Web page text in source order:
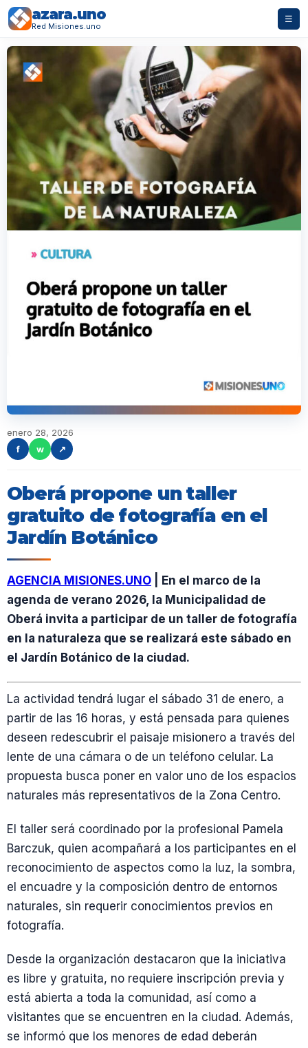
azara.uno
Red Misiones.uno
☰
enero 28, 2026
f
w ↗
Oberá propone un taller
gratuito de fotografía en el
Jardín Botánico
AGENCIA MISIONES.UNO | En el marco de la
agenda de verano 2026, la Municipalidad de
Oberá invita a participar de un taller de fotografía
en la naturaleza que se realizará este sábado en
el Jardín Botánico de la ciudad.
La actividad tendrá lugar el sábado 31 de enero, a
partir de las 16 horas, y está pensada para quienes
deseen redescubrir el paisaje misionero a través del
lente de una cámara o de un teléfono celular. La
propuesta busca poner en valor uno de los espacios
naturales más representativos de la Zona Centro.
El taller será coordinado por la profesional Pamela
Barczuk, quien acompañará a los participantes en el
reconocimiento de aspectos como la luz, la sombra,
el encuadre y la composición dentro de entornos
naturales, sin requerir conocimientos previos en
fotografía.
Desde la organización destacaron que la iniciativa
es libre y gratuita, no requiere inscripción previa y
está abierta a toda la comunidad, así como a
visitantes que se encuentren en la ciudad. Además,
se informó que los menores de edad deberán